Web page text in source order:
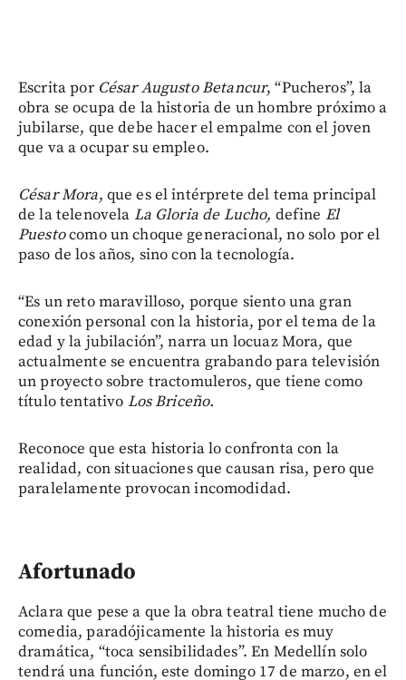
Escrita por César Augusto Betancur, “Pucheros”, la
obra se ocupa de la historia de un hombre próximo a
jubilarse, que debe hacer el empalme con el joven
que va a ocupar su empleo.
César Mora, que es el intérprete del tema principal
de la telenovela La Gloria de Lucho, define El
Puestocomo un choque generacional, no solo por el
paso de los años, sino con la tecnología.
“Es un reto maravilloso, porque siento una gran
conexión personal con la historia, por el tema de la
edad y la jubilación”, narra un locuaz Mora, que
actualmente se encuentra grabando para televisión
un proyecto sobre tractomuleros, que tiene como
título tentativo Los Briceño.
Reconoce que esta historia lo confronta con la
realidad, con situaciones que causan risa, pero que
paralelamente provocan incomodidad.
Afortunado
Aclara que pese a que la obra teatral tiene mucho de
comedia, paradójicamente la historia es muy
dramática, “toca sensibilidades”. En Medellín solo
tendrá una función, este domingo 17 de marzo, en el